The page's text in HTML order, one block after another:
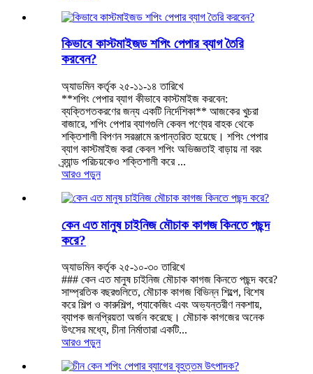
কিভাবে কাস্টমাইজড শপিং পেপার ব্যাগ তৈরি
করবেন?
অ্যাডমিন কর্তৃক ২৫-১১-১৪ তারিখে
**শপিং পেপার ব্যাগ কীভাবে কাস্টমাইজ করবেন:
ব্যক্তিগতকরণের জন্য একটি নির্দেশিকা** আজকের খুচরা
বাজারে, শপিং পেপার ব্যাগগুলি কেবল পণ্যের বাহক থেকে
শক্তিশালী বিপণন সরঞ্জামে রূপান্তরিত হয়েছে। শপিং পেপার
ব্যাগ কাস্টমাইজ করা কেবল শপিং অভিজ্ঞতাই বাড়ায় না বরং
ব্র্যান্ড পরিচয়কেও শক্তিশালী করে ...
আরও পড়ুন
কেন এত মানুষ চাইনিজ মৌচাক কাগজ কিনতে পছন্দ
করে?
অ্যাডমিন কর্তৃক ২৫-১০-৩০ তারিখে
### কেন এত মানুষ চাইনিজ মৌচাক কাগজ কিনতে পছন্দ করে?
সাম্প্রতিক বছরগুলিতে, মৌচাক কাগজ বিভিন্ন শিল্পে, বিশেষ
করে শিল্প ও কারুশিল্প, প্যাকেজিং এবং অভ্যন্তরীণ নকশায়,
ব্যাপক জনপ্রিয়তা অর্জন করেছে। মৌচাক কাগজের অনেক
উৎসের মধ্যে, চীনা নির্মাতারা একটি...
আরও পড়ুন